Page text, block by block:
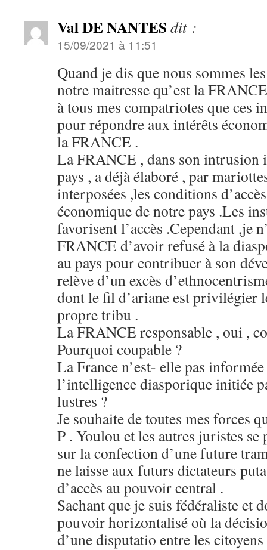
Val DE NANTES dit :
15/09/2021 à 11:51
Quand je dis que nous sommes
notre maitresse qu’est la
à tous mes compatriotes que ces
pour répondre aux intérêts
la FRANCE .
La FRANCE , dans son intrusion
pays , a déjà élaboré , par
interposées ,les conditions
économique de notre pays .Les
favorisent l’accès .Cependant ,je
FRANCE d’avoir refusé à la
au pays pour contribuer à son
relève d’un excès
dont le fil d’ariane est privilégier
propre tribu .
La FRANCE responsable , oui ,
Pourquoi coupable ?
La France n’est- elle pas
l’intelligence diasporique initiée
lustres ?
Je souhaite de toutes mes forces
P . Youlou et les autres juristes se
sur la confection d’une future
ne laisse aux futurs dictateurs
d’accès au pouvoir central .
Sachant que je suis fédéraliste et
pouvoir horizontalisé où la
d’une disputatio entre les